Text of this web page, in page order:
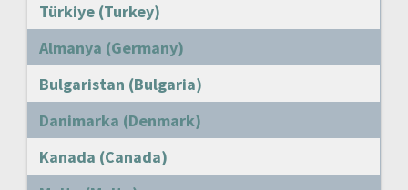
Türkiye (Turkey)
Almanya (Germany)
Bulgaristan (Bulgaria)
Danimarka (Denmark)
Kanada (Canada)